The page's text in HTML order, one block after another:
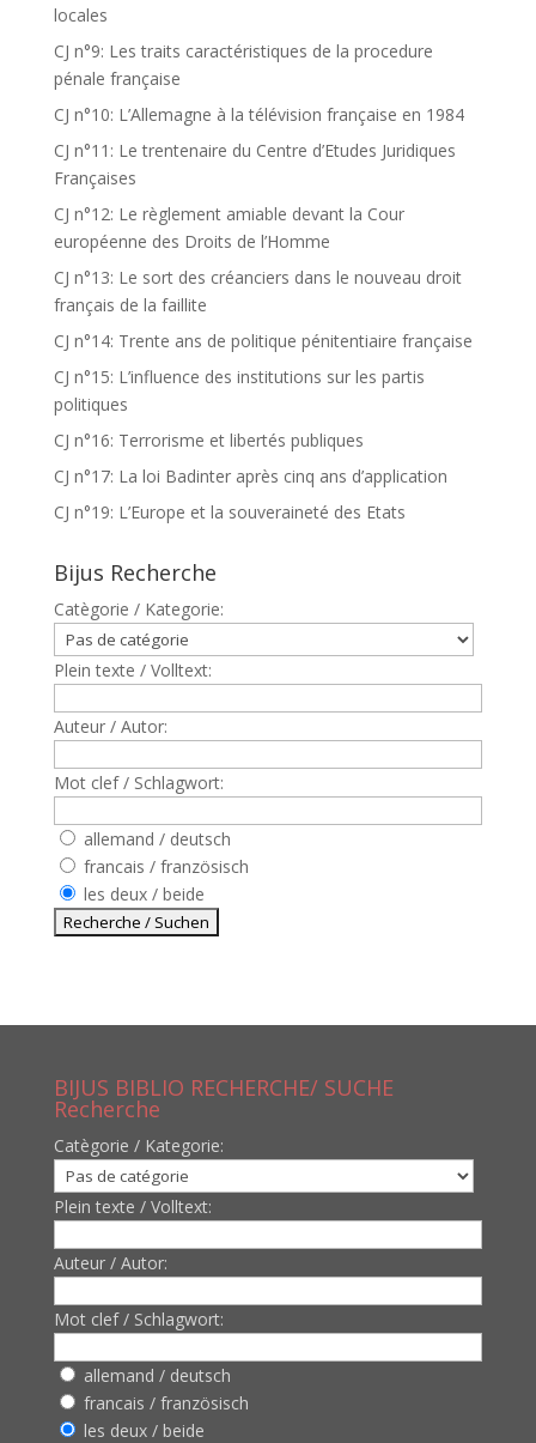
locales
CJ n°9: Les traits caractéristiques de la procedure
pénale française
CJ n°10: L’Allemagne à la télévision française en 1984
CJ n°11: Le trentenaire du Centre d’Etudes Juridiques
Françaises
CJ n°12: Le règlement amiable devant la Cour
européenne des Droits de l’Homme
CJ n°13: Le sort des créanciers dans le nouveau droit
français de la faillite
CJ n°14: Trente ans de politique pénitentiaire française
CJ n°15: L’influence des institutions sur les partis
politiques
CJ n°16: Terrorisme et libertés publiques
CJ n°17: La loi Badinter après cinq ans d’application
CJ n°19: L’Europe et la souveraineté des Etats
Bijus Recherche
Catègorie / Kategorie:
Plein texte / Volltext:
Auteur / Autor:
Mot clef / Schlagwort:
allemand / deutsch
francais / französisch
les deux / beide
BIJUS BIBLIO RECHERCHE/ SUCHE
Recherche
Catègorie / Kategorie:
Plein texte / Volltext:
Auteur / Autor:
Mot clef / Schlagwort:
allemand / deutsch
francais / französisch
les deux / beide